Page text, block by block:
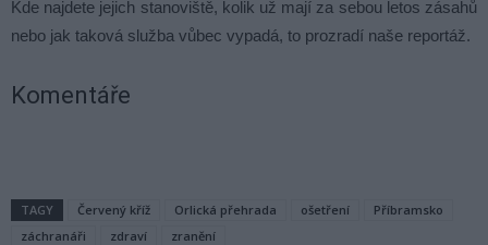
Kde najdete jejich stanoviště, kolik už mají za sebou letos zásahů
nebo jak taková služba vůbec vypadá, to prozradí naše reportáž.
Komentáře
TAGY Červený kříž Orlická přehrada ošetření
Příbramsko
záchranáři
zdraví zranění